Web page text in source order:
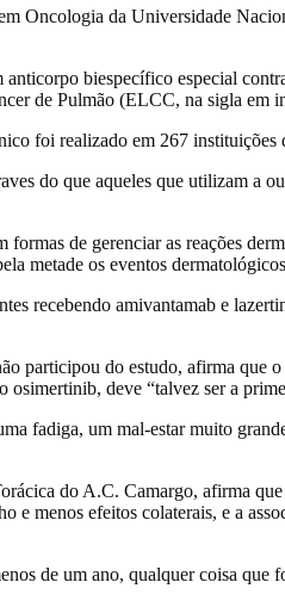
Oncologia da Universidade
biespecífico especial
de Pulmão (ELCC, na sigla em
foi realizado em 267
do que aqueles que utilizam a
de gerenciar as reações
metade os eventos
recebendo amivantamab e
participou do estudo, afirma que
deve “talvez ser a
fadiga, um mal-estar muito
do A.C. Camargo, afirma
menos efeitos colaterais, e a
de um ano, qualquer coisa